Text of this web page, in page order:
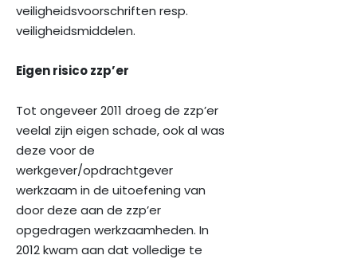
veiligheidsvoorschriften resp.
veiligheidsmiddelen.
Eigen risico zzp’er
Tot ongeveer 2011 droeg de zzp’er
veelal zijn eigen schade, ook al was
deze voor de
werkgever/opdrachtgever
werkzaam in de uitoefening van
door deze aan de zzp’er
opgedragen werkzaamheden. In
2012 kwam aan dat volledige te